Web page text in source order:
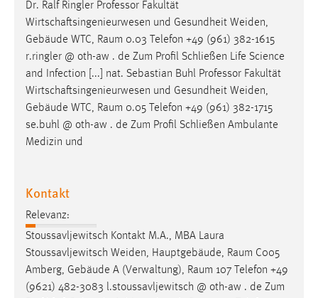
Dr. Ralf Ringler Professor Fakultät
Wirtschaftsingenieurwesen und Gesundheit Weiden,
Gebäude WTC, Raum 0.03 Telefon +49 (961) 382-1615
r.ringler @ oth-aw . de Zum Profil Schließen Life Science
and Infection [...] nat. Sebastian Buhl Professor Fakultät
Wirtschaftsingenieurwesen und Gesundheit Weiden,
Gebäude WTC, Raum 0.05 Telefon +49 (961) 382-1715
se.buhl @ oth-aw . de Zum Profil Schließen Ambulante
Medizin und
Kontakt
Relevanz:
Stoussavljewitsch Kontakt M.A., MBA Laura
Stoussavljewitsch Weiden, Hauptgebäude, Raum C005
Amberg, Gebäude A (Verwaltung), Raum 107 Telefon +49
(9621) 482-3083 l.stoussavljewitsch @ oth-aw . de Zum
EXTERNE MEDIEN
Um Inhalte von Videoplattformen und Social Media
Plattformen anzeigen zu können, werden von diesen
externen Medien Cookies gesetzt.
YouTube
Vimeo